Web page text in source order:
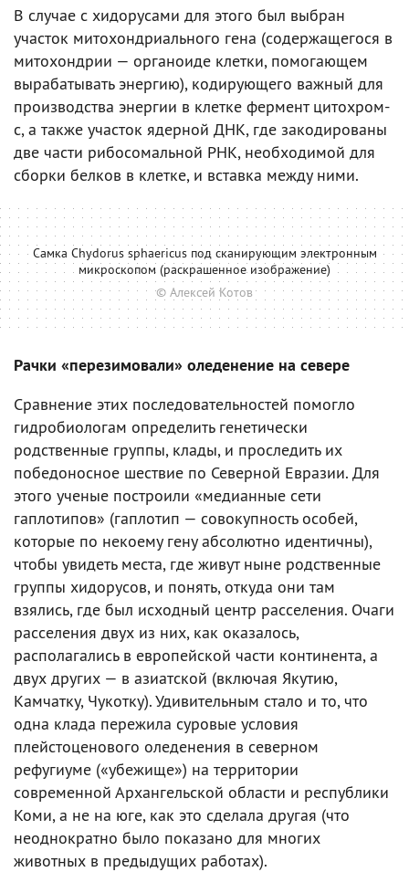
В случае с хидорусами для этого был выбран
участок митохондриального гена (содержащегося в
митохондрии — органоиде клетки, помогающем
вырабатывать энергию), кодирующего важный для
производства энергии в клетке фермент цитохром-
с, а также участок ядерной ДНК, где закодированы
две части рибосомальной РНК, необходимой для
сборки белков в клетке, и вставка между ними.
Самка Chydorus sphaericus под сканирующим электронным
микроскопом (раскрашенное изображение)
© Алексей Котов
Рачки «перезимовали» оледенение на севере
Сравнение этих последовательностей помогло
гидробиологам определить генетически
родственные группы, клады, и проследить их
победоносное шествие по Северной Евразии. Для
этого ученые построили «медианные сети
гаплотипов» (гаплотип — совокупность особей,
которые по некоему гену абсолютно идентичны),
чтобы увидеть места, где живут ныне родственные
группы хидорусов, и понять, откуда они там
взялись, где был исходный центр расселения. Очаги
расселения двух из них, как оказалось,
располагались в европейской части континента, а
двух других — в азиатской (включая Якутию,
Камчатку, Чукотку). Удивительным стало и то, что
одна клада пережила суровые условия
плейстоценового оледенения в северном
рефугиуме («убежище») на территории
современной Архангельской области и республики
Коми, а не на юге, как это сделала другая (что
неоднократно было показано для многих
животных в предыдущих работах).